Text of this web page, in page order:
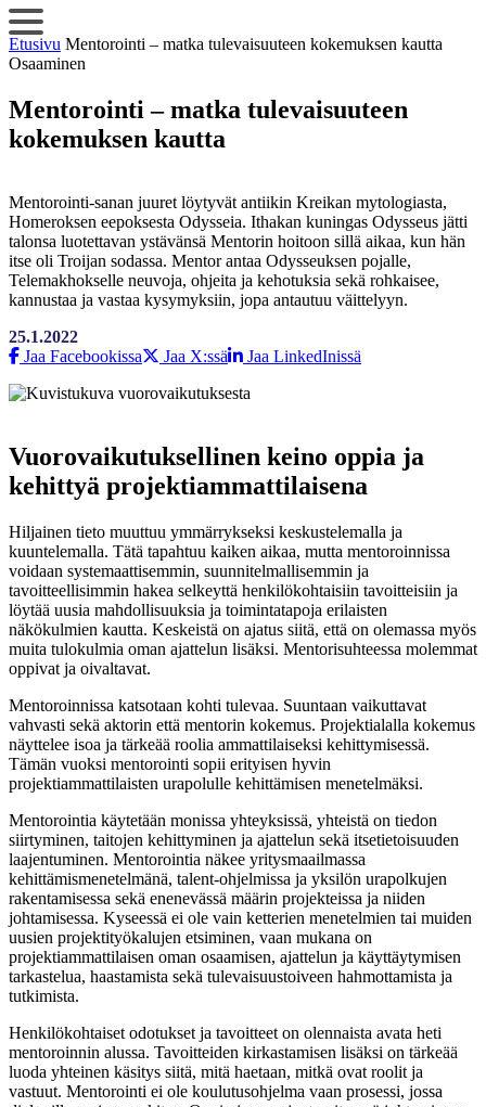
Siirry
sisältöön
Etusivu Mentorointi – matka tulevaisuuteen kokemuksen kautta
Osaaminen
Mentorointi – matka tulevaisuuteen
kokemuksen kautta
Mentorointi-sanan juuret löytyvät antiikin Kreikan mytologiasta,
Homeroksen eepoksesta Odysseia. Ithakan kuningas Odysseus jätti
talonsa luotettavan ystävänsä Mentorin hoitoon sillä aikaa, kun hän
itse oli Troijan sodassa. Mentor antaa Odysseuksen pojalle,
Telemakhokselle neuvoja, ohjeita ja kehotuksia sekä rohkaisee,
kannustaa ja vastaa kysymyksiin, jopa antautuu väittelyyn.
25.1.2022
Jaa Facebookissa
Jaa X:ssä Jaa LinkedInissä
Vuorovaikutuksellinen keino oppia ja
kehittyä projektiammattilaisena
Hiljainen tieto muuttuu ymmärrykseksi keskustelemalla ja
kuuntelemalla. Tätä tapahtuu kaiken aikaa, mutta mentoroinnissa
voidaan systemaattisemmin, suunnitelmallisemmin ja
tavoitteellisimmin hakea selkeyttä henkilökohtaisiin tavoitteisiin ja
löytää uusia mahdollisuuksia ja toimintatapoja erilaisten
näkökulmien kautta. Keskeistä on ajatus siitä, että on olemassa myös
muita tulokulmia oman ajattelun lisäksi. Mentorisuhteessa molemmat
oppivat ja oivaltavat.
Mentoroinnissa katsotaan kohti tulevaa. Suuntaan vaikuttavat
vahvasti sekä aktorin että mentorin kokemus. Projektialalla kokemus
näyttelee isoa ja tärkeää roolia ammattilaiseksi kehittymisessä.
Tämän vuoksi mentorointi sopii erityisen hyvin
projektiammattilaisten urapolulle kehittämisen menetelmäksi.
Mentorointia käytetään monissa yhteyksissä, yhteistä on tiedon
siirtyminen, taitojen kehittyminen ja ajattelun sekä itsetietoisuuden
laajentuminen. Mentorointia näkee yritysmaailmassa
kehittämismenetelmänä, talent-ohjelmissa ja yksilön urapolkujen
rakentamisessa sekä enenevässä määrin projekteissa ja niiden
johtamisessa. Kyseessä ei ole vain ketterien menetelmien tai muiden
uusien projektityökalujen etsiminen, vaan mukana on
projektiammattilaisen oman osaamisen, ajattelun ja käyttäytymisen
tarkastelua, haastamista sekä tulevaisuustoiveen hahmottamista ja
tutkimista.
Henkilökohtaiset odotukset ja tavoitteet on olennaista avata heti
mentoroinnin alussa. Tavoitteiden kirkastamisen lisäksi on tärkeää
luoda yhteinen käsitys siitä, mitä haetaan, mitkä ovat roolit ja
vastuut. Mentorointi ei ole koulutusohjelma vaan prosessi, jossa